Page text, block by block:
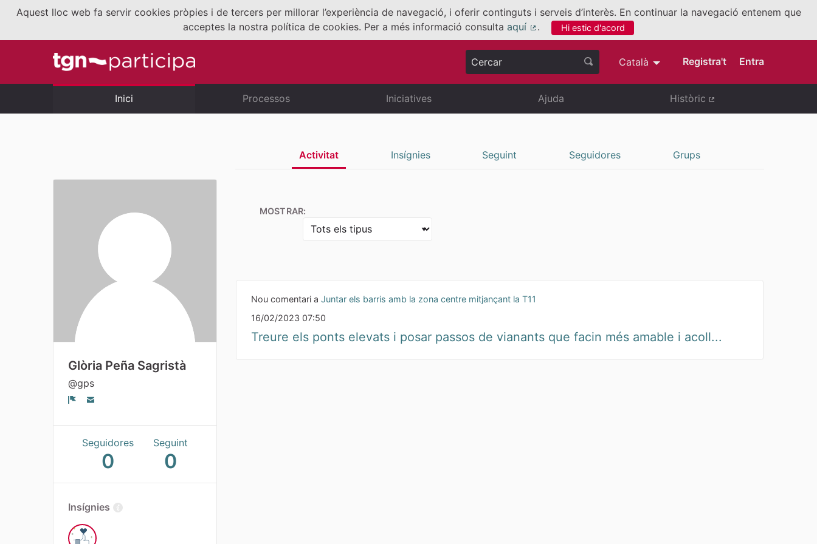
Aquest lloc web fa servir cookies pròpies i de tercers per millorar l’experiència de navegació, i oferir continguts i serveis d’interès. En continuar la navegació entenem que
acceptes la nostra política de cookies. Per a més informació consultaaquí
(Enllaç extern)
. Hi estic d'acord
Cercar Català Triar la llengua Elegir el idioma
Registra't Entra
Inici Processos Iniciatives Ajuda
Històric
Activitat Insígnies Seguint Seguidores Grups
Glòria Peña Sagristà
@gps
Seguidores
0
Seguint
0
Insígnies
MOSTRAR:
Nou comentari a Juntar els barris amb la zona centre mitjançant la T11
16/02/2023 07:50
Treure els ponts elevats i posar passos de vianants que facin més amable i acoll...